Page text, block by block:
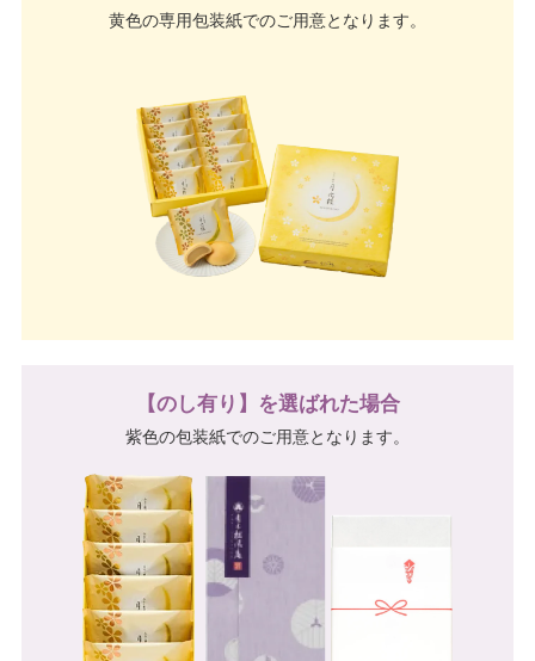
黄色の専用包装紙でのご用意となります。
【のし有り】を選ばれた場合
紫色の包装紙でのご用意となります。